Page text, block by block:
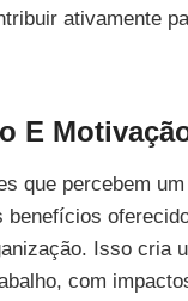
ativamente
E
que percebem
benefícios
Isso cria
com